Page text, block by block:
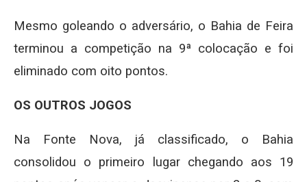
Mesmo goleando o adversário, o Bahia de Feira
terminou a competição na 9ª colocação e foi
eliminado com oito pontos.
OS OUTROS JOGOS
Na Fonte Nova, já classificado, o Bahia
consolidou o primeiro lugar chegando aos 19